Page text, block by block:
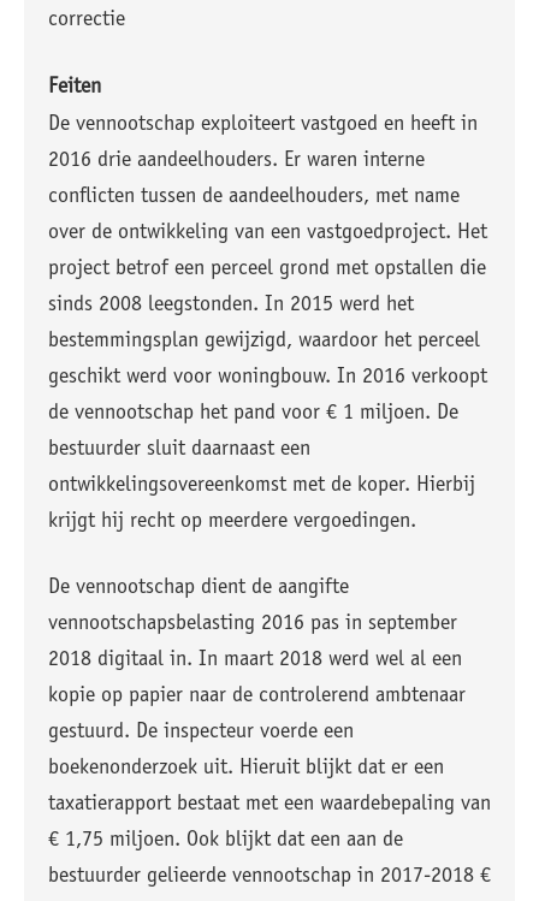
correctie
Feiten
De vennootschap exploiteert vastgoed en heeft in
2016 drie aandeelhouders. Er waren interne
conflicten tussen de aandeelhouders, met name
over de ontwikkeling van een vastgoedproject. Het
project betrof een perceel grond met opstallen die
sinds 2008 leegstonden. In 2015 werd het
bestemmingsplan gewijzigd, waardoor het perceel
geschikt werd voor woningbouw. In 2016 verkoopt
de vennootschap het pand voor € 1 miljoen. De
bestuurder sluit daarnaast een
ontwikkelingsovereenkomst met de koper. Hierbij
krijgt hij recht op meerdere vergoedingen.
De vennootschap dient de aangifte
vennootschapsbelasting 2016 pas in september
2018 digitaal in. In maart 2018 werd wel al een
kopie op papier naar de controlerend ambtenaar
gestuurd. De inspecteur voerde een
boekenonderzoek uit. Hieruit blijkt dat er een
taxatierapport bestaat met een waardebepaling van
€ 1,75 miljoen. Ook blijkt dat een aan de
bestuurder gelieerde vennootschap in 2017-2018 €